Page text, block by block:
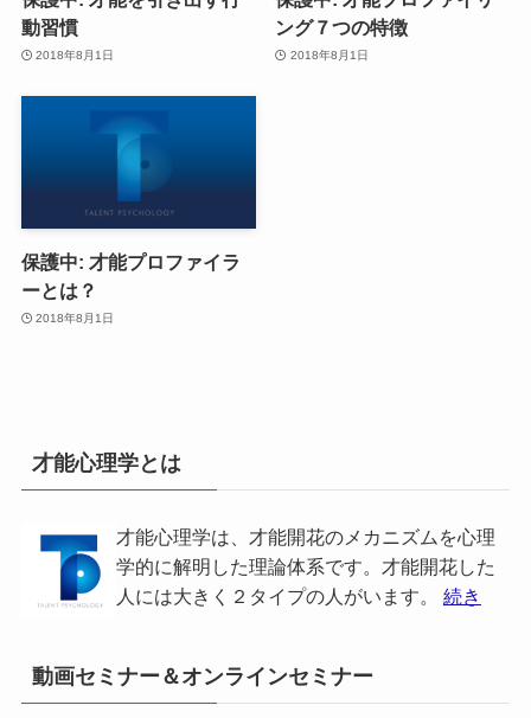
動習慣
2018年8月1日
ング７つの特徴
2018年8月1日
保護中: 才能プロファイラ
ーとは？
2018年8月1日
才能心理学とは
才能心理学は、才能開花のメカニズムを心理
学的に解明した理論体系です。才能開花した
人には大きく２タイプの人がいます。 続き
動画セミナー＆オンラインセミナー